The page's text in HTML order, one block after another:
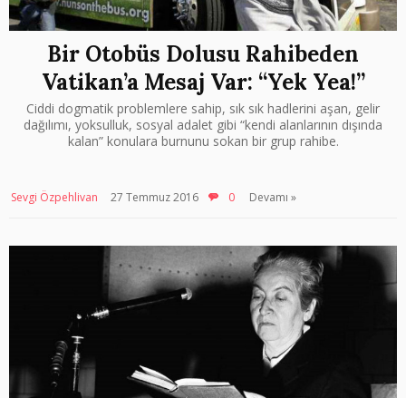
Bir Otobüs Dolusu Rahibeden
Vatikan’a Mesaj Var: “Yek Yea!”
Ciddi dogmatik problemlere sahip, sık sık hadlerini aşan, gelir
dağılımı, yoksulluk, sosyal adalet gibi “kendi alanlarının dışında
kalan” konulara burnunu sokan bir grup rahibe.
Sevgi Özpehlivan 27 Temmuz 2016 0 Devamı »